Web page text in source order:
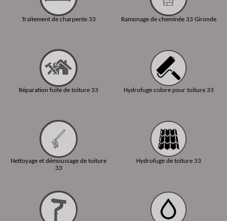
Traitement de charpente 33
Réparation fuite de toiture 33
Nettoyage et démoussage de toiture
33
Ramonage de cheminée 33 Gironde
Hydrofuge colore pour toiture 33
Hydrofuge de toiture 33